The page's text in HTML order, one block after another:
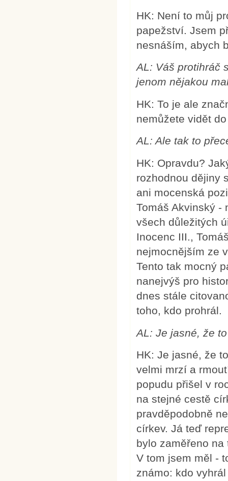
HK: Není to můj
papežství. Jsem
nesnáším, abych
AL: Váš protihráč
jenom nějakou
HK: To je ale
nemůžete vidět
AL: Ale tak to
HK: Opravdu?
rozhodnou dějiny
ani mocenská
Tomáš Akvinský -
všech důležitých
Inocenc III.,
nejmocnějším ze
Tento tak mocný
nanejvýš pro
dnes stále
toho, kdo prohrál.
AL: Je jasné, že
HK: Je jasné, že
velmi mrzí a
popudu přišel v
na stejné cestě
pravděpodobně
církev. Já teď
bylo zaměřeno
V tom jsem měl -
známo: kdo